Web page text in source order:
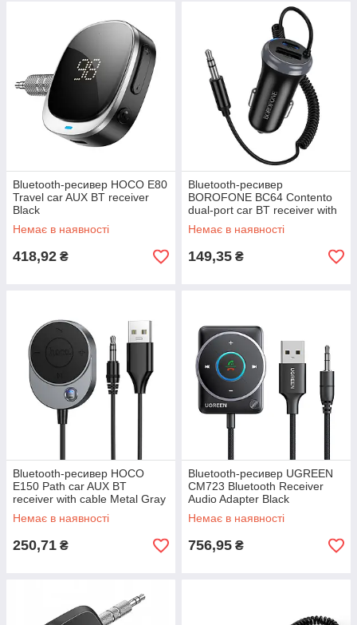
Bluetooth-ресивер HOCO E80
Travel car AUX BT receiver
Black
Немає в наявності
418,92 ₴
Bluetooth-ресивер
BOROFONE BC64 Contento
dual-port car BT receiver with
built-in cable Black
Немає в наявності
149,35 ₴
Bluetooth-ресивер HOCO
E150 Path car AUX BT
receiver with cable Metal Gray
Немає в наявності
250,71 ₴
Bluetooth-ресивер UGREEN
CM723 Bluetooth Receiver
Audio Adapter Black
Немає в наявності
756,95 ₴